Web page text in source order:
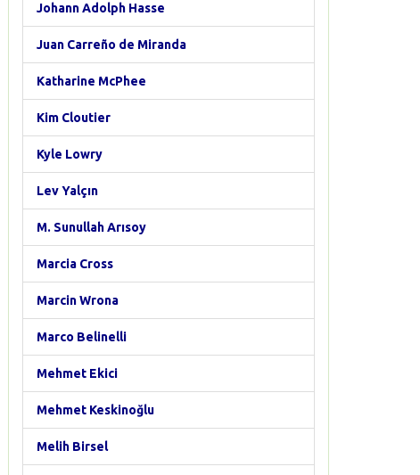
Johann Adolph Hasse
Juan Carreño de Miranda
Katharine McPhee
Kim Cloutier
Kyle Lowry
Lev Yalçın
M. Sunullah Arısoy
Marcia Cross
Marcin Wrona
Marco Belinelli
Mehmet Ekici
Mehmet Keskinoğlu
Melih Birsel